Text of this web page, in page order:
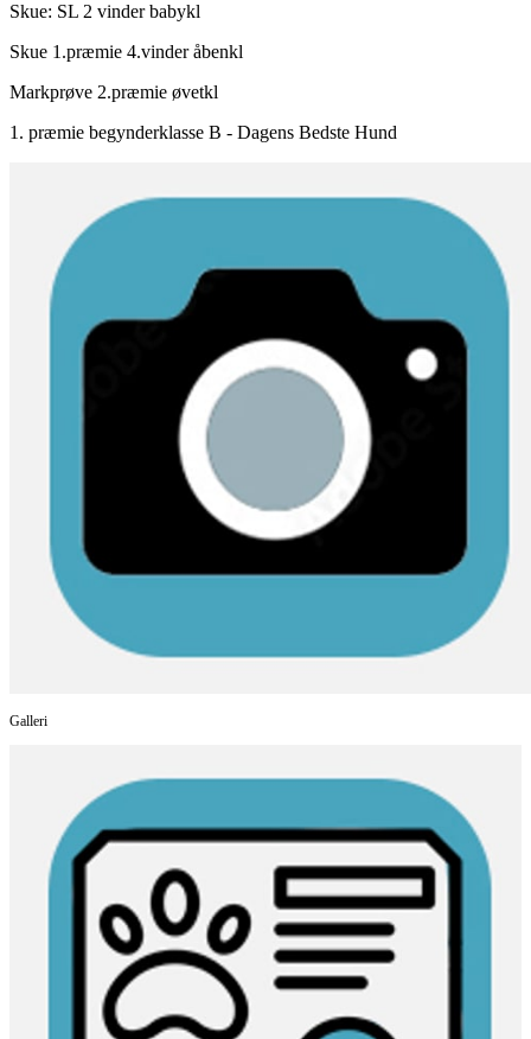
Skue: SL 2 vinder babykl
Skue 1.præmie 4.vinder åbenkl
Markprøve 2.præmie øvetkl
1. præmie begynderklasse B - Dagens Bedste Hund
Galleri